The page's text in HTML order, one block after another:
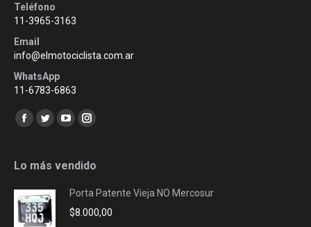
Teléfono
11-3965-3163
Email
info@elmotociclista.com.ar
WhatsApp
11-6783-6863
Encuéntranos en:
Facebook
opens
new
window
Twitter
opens
new
window
YouTube
opens
new
window
Instagram
opens
new
window
Lo más vendido
Porta Patente Vieja NO Mercosur
$8.000,00